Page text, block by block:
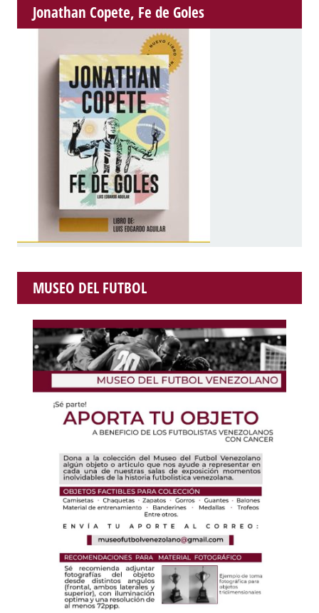
Jonathan Copete, Fe de Goles
MUSEO DEL FUTBOL